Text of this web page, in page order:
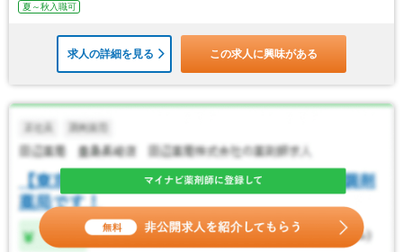
夏～秋入職可
求人の詳細を見る この求人に興味がある